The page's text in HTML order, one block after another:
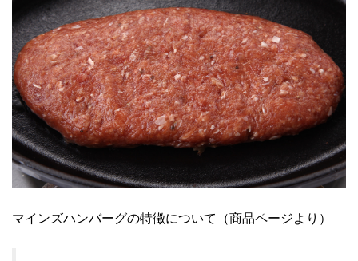
マインズハンバーグの特徴について（商品ページより）